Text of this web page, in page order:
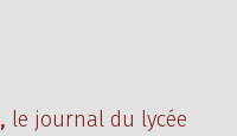
, le journal du lycée